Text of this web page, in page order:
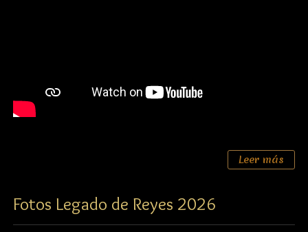
Leer más
Fotos Legado de Reyes 2026